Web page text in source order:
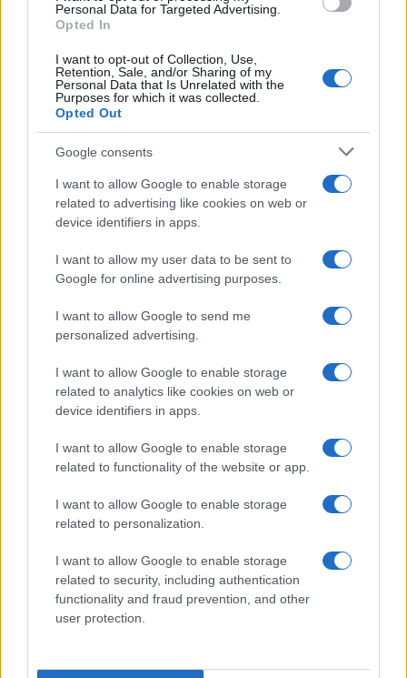
Personal Data for Targeted Advertising.
Opted In
I want to opt-out of Collection, Use,
Retention, Sale, and/or Sharing of my
Personal Data that Is Unrelated with the
Purposes for which it was collected.
Opted Out
Google consents
I want to allow Google to enable storage
related to advertising like cookies on web or
device identifiers in apps.
I want to allow my user data to be sent to
Google for online advertising purposes.
I want to allow Google to send me
personalized advertising.
I want to allow Google to enable storage
related to analytics like cookies on web or
device identifiers in apps.
I want to allow Google to enable storage
related to functionality of the website or app.
I want to allow Google to enable storage
related to personalization.
I want to allow Google to enable storage
related to security, including authentication
functionality and fraud prevention, and other
user protection.
provvisorio a La Maddalena
Allarme truffe a Berchidda, falsi incaricati
bussano alle porte
Notre-Dame de Paris conquista Olbia, la prima
al Molo Brin è un successo
NECROLOGIE
Mario Malu
Martina Agostina Diturco